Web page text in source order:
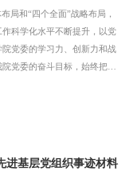
和“四个全面”战略布局，
科学化水平不断提升，以党
党委的学习力、创新力和战
党委的奋斗目标，始终把思
进基层党组织事迹材料